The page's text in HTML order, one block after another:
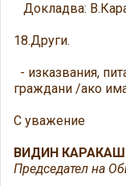
Докладва:
18.Други.
- изказвания,
граждани /ако
С уважение
ВИДИН
Председател на